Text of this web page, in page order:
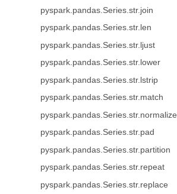
pyspark.pandas.Series.str.join
pyspark.pandas.Series.str.len
pyspark.pandas.Series.str.ljust
pyspark.pandas.Series.str.lower
pyspark.pandas.Series.str.lstrip
pyspark.pandas.Series.str.match
pyspark.pandas.Series.str.normalize
pyspark.pandas.Series.str.pad
pyspark.pandas.Series.str.partition
pyspark.pandas.Series.str.repeat
pyspark.pandas.Series.str.replace